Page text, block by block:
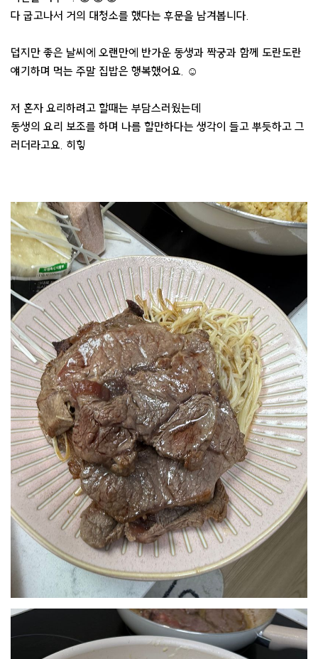
다 굽고나서 거의 대청소를 했다는 후문을 남겨봅니다.
덥지만 좋은 날씨에 오랜만에 반가운 동생과 짝궁과 함께 도란도란
얘기하며 먹는 주말 집밥은 행복했어요. ☺️
저 혼자 요리하려고 할때는 부담스러웠는데
동생의 요리 보조를 하며 나름 할만하다는 생각이 들고 뿌듯하고 그
러더라고요. 히힣